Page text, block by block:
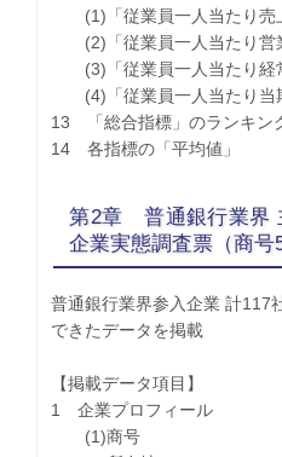
(1)「従業員一人当たり売
(2)「従業員一人当たり営
(3)「従業員一人当たり経
(4)「従業員一人当たり当
13 「総合指標」のランキン
14 各指標の「平均値」
第2章 普通銀行業界
企業実態調査票（商号
普通銀行業界参入企業 計117
できたデータを掲載
【掲載データ項目】
1 企業プロフィール
(1)商号